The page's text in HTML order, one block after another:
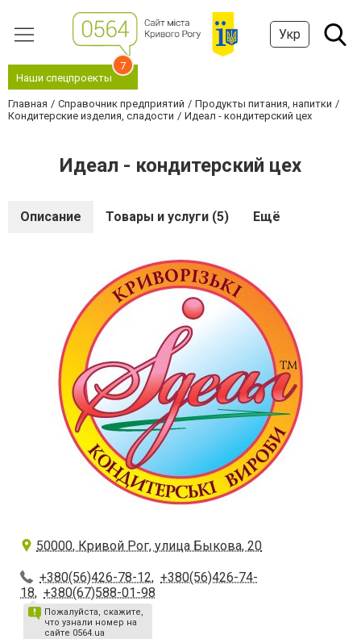
Укр
Наши спецпроекты
7
Главная Справочник предприятий
Продукты питания, напитки
Кондитерские изделия, сладости
Идеал - кондитерский цех
Идеал - кондитерский цех
Описание Товары и услуги (5) Ещё
50000, Кривой Рог, улица Быкова, 20
+380(56)426-78-12, +380(56)426-74-
18, +380(67)588-01-98
Пожалуйста, скажите,
что узнали номер на
сайте 0564.ua